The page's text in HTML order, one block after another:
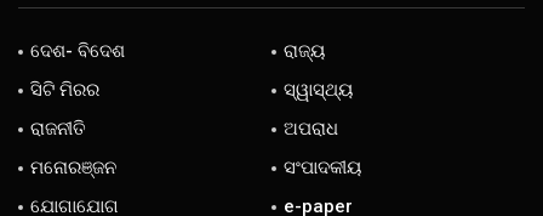
ଦେଶ- ବିଦେଶ
ରାଜ୍ୟ
ସିଟି ମିରର
ସ୍ୱାସ୍ଥ୍ୟ
ରାଜନୀତି
ଅପରାଧ
ମନୋରଞ୍ଜନ
ସଂପାଦକୀୟ
ଯୋଗାଯୋଗ
e-paper